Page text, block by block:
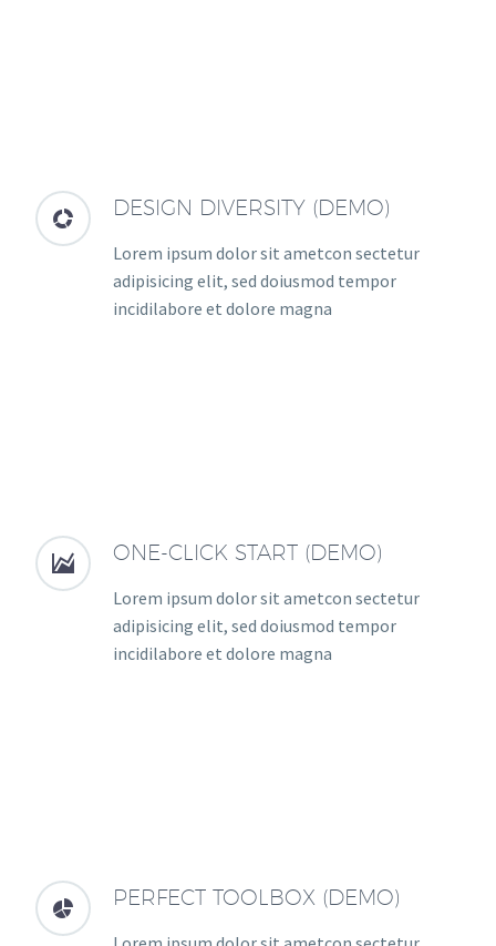

 DESIGN DIVERSITY (DEMO)
Lorem ipsum dolor sit ametcon sectetur
adipisicing elit, sed doiusmod tempor
incidilabore et dolore magna

 ONE-CLICK START (DEMO)
Lorem ipsum dolor sit ametcon sectetur
adipisicing elit, sed doiusmod tempor
incidilabore et dolore magna

 PERFECT TOOLBOX (DEMO)